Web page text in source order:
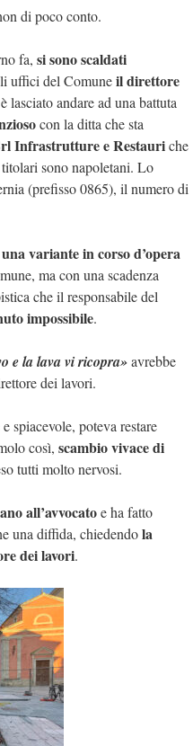
di poco conto.
fa, si sono scaldati
uffici del Comuneil direttore
lasciato andare ad una battuta
con la ditta che sta
Infrastrutture e Restauriche
sono napoletani. Lo
(prefisso 0865), il numero di
variante in corso d’opera
ma con una scadenza
che il responsabile del
impossibile.
e la lava vi ricopra»avrebbe
dei lavori.
spiacevole, poteva restare
così, scambio vivace di
tutti molto nervosi.
all’avvocatoe ha fatto
una diffida, chiedendola
dei lavori.